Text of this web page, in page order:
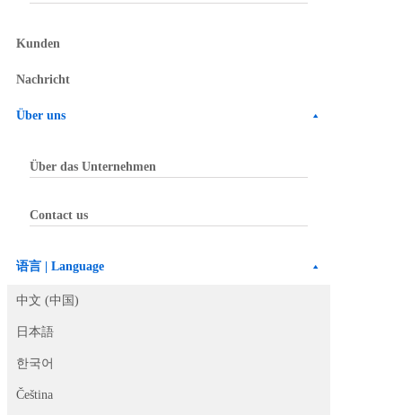
Kunden
Nachricht
Über uns
Über das Unternehmen
Contact us
语言 | Language
中文 (中国)
日本語
한국어
Čeština